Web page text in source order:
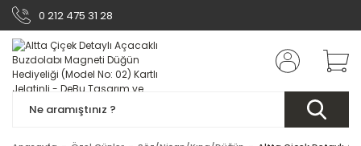
0 212 475 31 28